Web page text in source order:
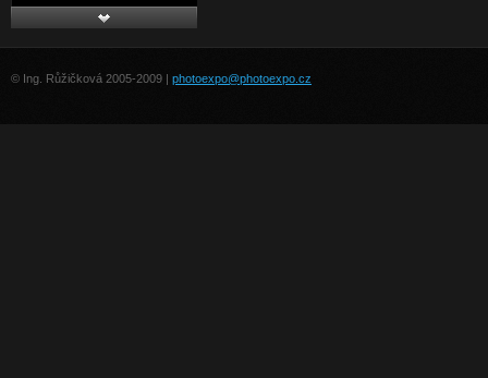
© Ing. Růžičková 2005-2009 | photoexpo@photoexpo.cz